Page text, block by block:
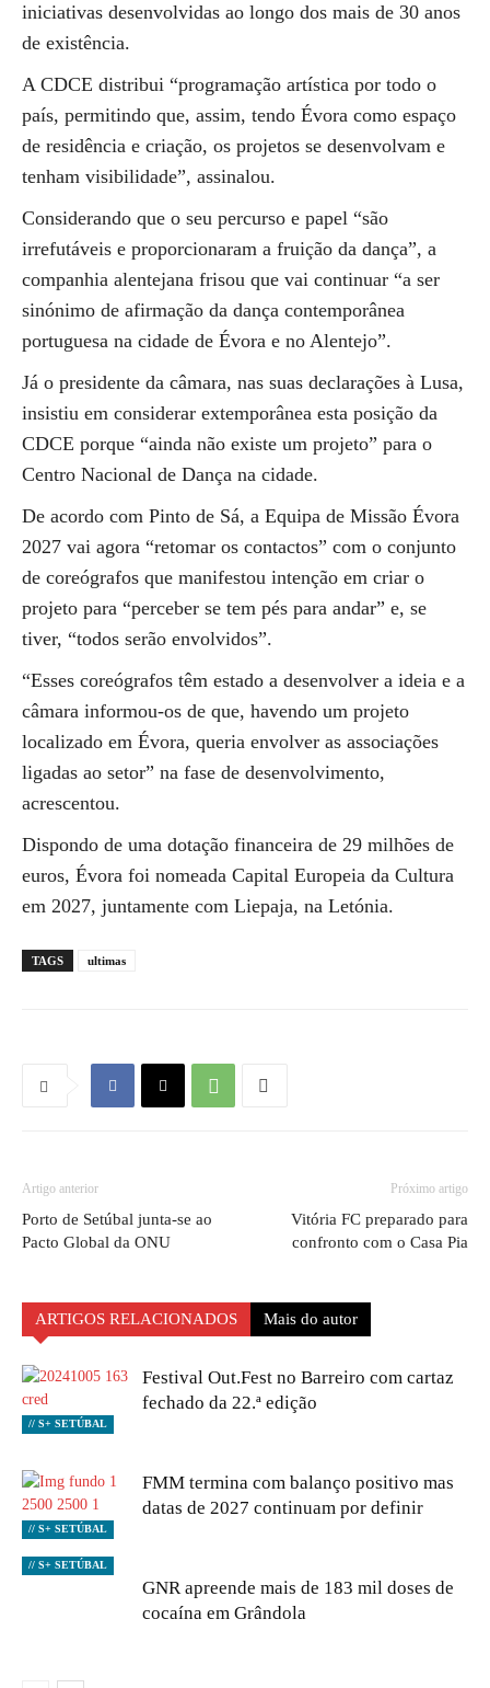
iniciativas desenvolvidas ao longo dos mais de 30 anos
de existência.
A CDCE distribui “programação artística por todo o
país, permitindo que, assim, tendo Évora como espaço
de residência e criação, os projetos se desenvolvam e
tenham visibilidade”, assinalou.
Considerando que o seu percurso e papel “são
irrefutáveis e proporcionaram a fruição da dança”, a
companhia alentejana frisou que vai continuar “a ser
sinónimo de afirmação da dança contemporânea
portuguesa na cidade de Évora e no Alentejo”.
Já o presidente da câmara, nas suas declarações à Lusa,
insistiu em considerar extemporânea esta posição da
CDCE porque “ainda não existe um projeto” para o
Centro Nacional de Dança na cidade.
De acordo com Pinto de Sá, a Equipa de Missão Évora
2027 vai agora “retomar os contactos” com o conjunto
de coreógrafos que manifestou intenção em criar o
projeto para “perceber se tem pés para andar” e, se
tiver, “todos serão envolvidos”.
“Esses coreógrafos têm estado a desenvolver a ideia e a
câmara informou-os de que, havendo um projeto
localizado em Évora, queria envolver as associações
ligadas ao setor” na fase de desenvolvimento,
acrescentou.
Dispondo de uma dotação financeira de 29 milhões de
euros, Évora foi nomeada Capital Europeia da Cultura
em 2027, juntamente com Liepaja, na Letónia.
TAGS ultimas
Artigo anterior
Porto de Setúbal junta-se ao
Pacto Global da ONU
Próximo artigo
Vitória FC preparado para
confronto com o Casa Pia
ARTIGOS RELACIONADOS Mais do autor
// S+ SETÚBAL
Festival Out.Fest no Barreiro com cartaz
fechado da 22.ª edição
// S+ SETÚBAL
FMM termina com balanço positivo mas
datas de 2027 continuam por definir
// S+ SETÚBAL
GNR apreende mais de 183 mil doses de
cocaína em Grândola